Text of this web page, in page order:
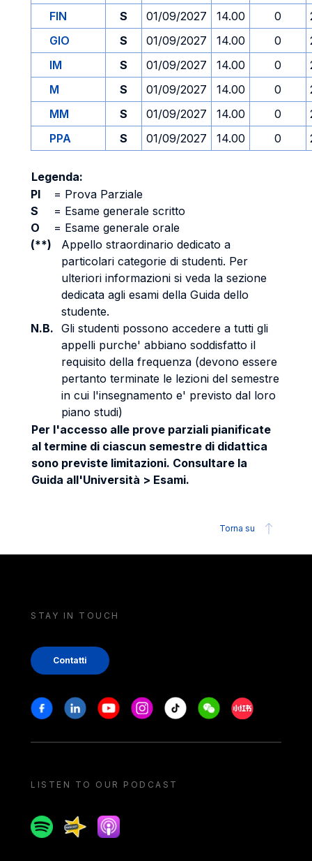
FIN S 01/09/2027 14.00 0
GIO
S 01/09/2027 14.00 0
IM
S 01/09/2027 14.00 0
M
S 01/09/2027 14.00 0
MM
S 01/09/2027 14.00 0
PPA
S 01/09/2027 14.00 0
Legenda:
PI
= Prova Parziale
S
= Esame generale scritto
O
= Esame generale orale
(**)
Appello straordinario dedicato a
particolari categorie di studenti. Per
ulteriori informazioni si veda la sezione
dedicata agli esami della Guida dello
studente.
N.B. Gli studenti possono accedere a tutti gli
appelli purche' abbiano soddisfatto il
requisito della frequenza (devono essere
pertanto terminate le lezioni del semestre
in cui l'insegnamento e' previsto dal loro
piano studi)
Per l'accesso alle prove parziali pianificate
al termine di ciascun semestre di didattica
sono previste limitazioni. Consultare la
Guida all'Università > Esami.
Torna su
STAY IN TOUCH
Contatti
Stay in touch
FacebookLinkedinYoutubeInstagram
Tiktok WeechatXiaohongshu/
LISTEN TO OUR PODCAST
SpotifySpreakerApple podcast